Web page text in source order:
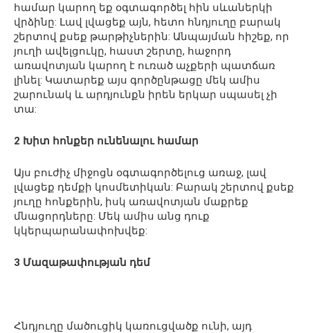
համար կարող եք օգտագործել հին սևաներկի
վրձինը: Լավ լվացեք այն, հետո հնդյուղը բարակ
շերտով քսեք թարթիչներին: Անպայման հիշեք, որ
յուղի ավելցուկը, հաստ շերտը, հաջորդ
առավոտյան կարող է ուռած աչքերի պատճառ
լինել: Կատարեք այս գործընթացը մեկ ամիս
շարունակ և արդյունքն իրեն երկար սպասել չի
տա:
2 Խիտ հոնքեր ունենալու համար
Այս բուժիչ միջոցն օգտագործելուց առաջ, լավ
լվացեք դեմքի կոսմետիկան: Բարակ շերտով քսեք
յուղը հոնքերին, իսկ առավոտյան մաքրեք
մնացորդները: Մեկ ամիս անց դուք
կկերպարանափոխվեք:
3 Մազաթափության դեմ
Հնդյուղը մածուցիկ կառուցվածք ունի, այդ